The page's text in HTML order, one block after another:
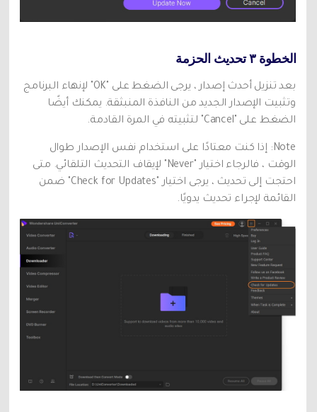
الخطوة ٣ تحديث الحزمة
بعد تنزيل أحدث إصدار ، يرجى الضغط على "OK" لإنهاء البرنامج
وتثبيت الإصدار الجديد من النافذة المنبثقة. يمكنك أيضًا
الضغط على "Cancel" لتثبيته في المرة القادمة.
Note: إذا كنت معتادًا على استخدام نفس الإصدار طوال
الوقت ، فالرجاء اختيار "Never" لإيقاف التحديث التلقائي. متى
احتجت إلى تحديث ، يرجى اختيار "Check for Updates" ضمن
القائمة لإجراء تحديث يدويًا.